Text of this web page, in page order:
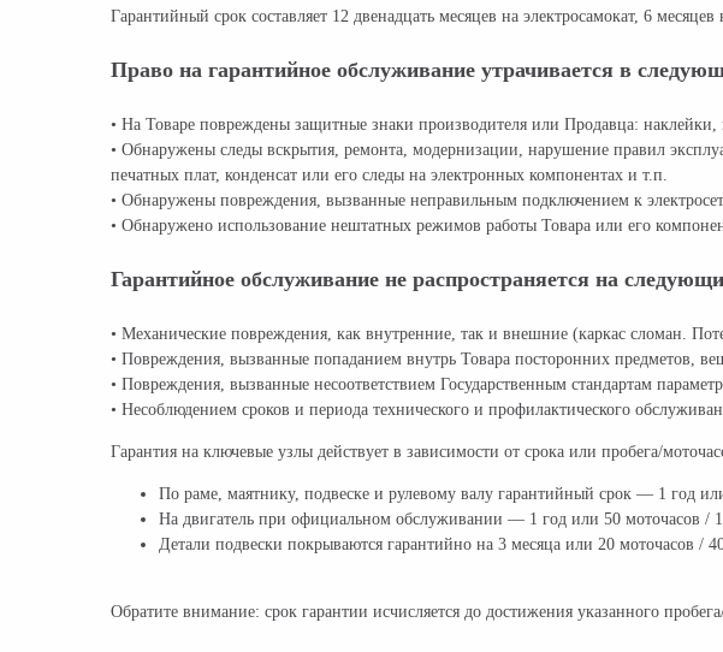
Гарантийный срок составляет 12 двенадцать месяцев на электросамокат, 6
Право на гарантийное обслуживание утрачивается в
• На Товаре повреждены защитные знаки производителя или Продавца:
• Обнаружены следы вскрытия, ремонта, модернизации, нарушение правил
печатных плат, конденсат или его следы на электронных компонентах и т.п.
• Обнаружены повреждения, вызванные неправильным подключением к
• Обнаружено использование нештатных режимов работы Товара или его
Гарантийное обслуживание не распространяется на
• Механические повреждения, как внутренние, так и внешние (каркас сломан.
• Повреждения, вызванные попаданием внутрь Товара посторонних предметов,
• Повреждения, вызванные несоответствием Государственным стандартам
• Несоблюдением сроков и периода технического и профилактического
Гарантия на ключевые узлы действует в зависимости от срока или пробега/
По раме, маятнику, подвеске и рулевому валу гарантийный срок — 1 год
На двигатель при официальном обслуживании — 1 год или 50 моточасов
Детали подвески покрываются гарантийно на 3 месяца или 20 моточасов /
Обратите внимание: срок гарантии исчисляется до достижения указанного